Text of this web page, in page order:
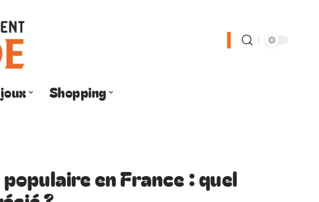
Shopping
en France : quel